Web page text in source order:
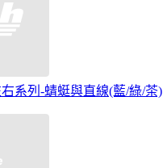
系列-蜻蜓與直線(藍/綠/茶)